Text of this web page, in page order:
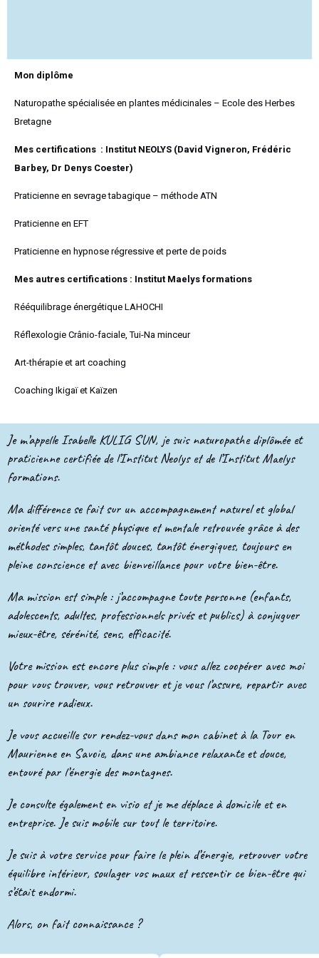
Mon diplôme
Naturopathe spécialisée en plantes médicinales – Ecole des Herbes
Bretagne
Mes certifications : Institut NEOLYS (David Vigneron, Frédéric
Barbey, Dr Denys Coester)
Praticienne en sevrage tabagique – méthode ATN
Praticienne en EFT
Praticienne en hypnose régressive et perte de poids
Mes autres certifications : Institut Maelys formations
Rééquilibrage énergétique LAHOCHI
Réflexologie Crânio-faciale, Tui-Na minceur
Art-thérapie et art coaching
Coaching Ikigaï et Kaïzen
Je m’appelle Isabelle KULIG SUN, je suis naturopathe diplômée et
praticienne certifiée de l’Institut Neolys et de l’Institut Maelys
formations.
Ma différence se fait sur un accompagnement naturel et global
orienté vers une santé physique et mentale retrouvée grâce à des
méthodes simples, tantôt douces, tantôt énergiques, toujours en
pleine conscience et avec bienveillance pour votre bien-être.
Ma mission est simple : j’accompagne toute personne (enfants,
adolescents, adultes, professionnels privés et publics) à conjuguer
mieux-être, sérénité, sens, efficacité.
Votre mission est encore plus simple : vous allez coopérer avec moi
pour vous trouver, vous retrouver et je vous l’assure, repartir avec
un sourire radieux.
Je vous accueille sur rendez-vous dans mon cabinet à la Tour en
Maurienne en Savoie, dans une ambiance relaxante et douce,
entouré par l’énergie des montagnes.
Je consulte également en visio et je me déplace à domicile et en
entreprise. Je suis mobile sur tout le territoire.
Je suis à votre service pour faire le plein d’énergie, retrouver votre
équilibre intérieur, soulager vos maux et ressentir ce bien-être qui
s’était endormi.
Alors, on fait connaissance ?